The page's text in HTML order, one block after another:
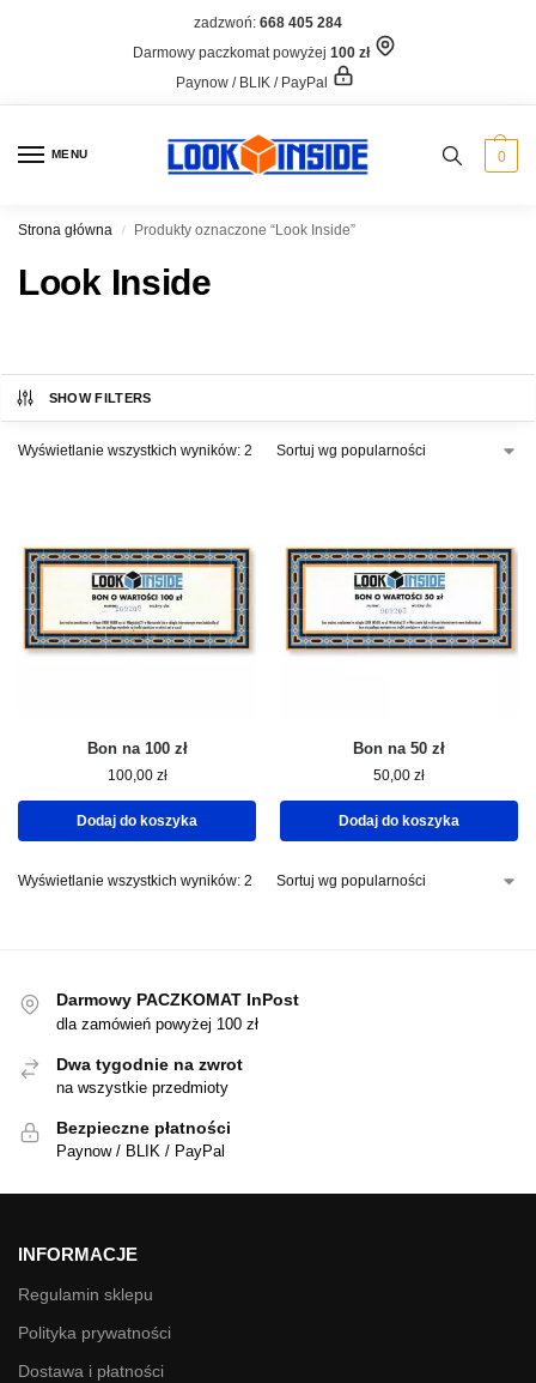
zadzwoń: 668 405 284
Darmowy paczkomat powyżej 100 zł
Paynow / BLIK / PayPal
MENU 0
Strona główna / Produkty oznaczone “Look Inside”
Look Inside
SHOW FILTERS
Wyświetlanie wszystkich wyników: 2
Bon na 100 zł
100,00 zł
Dodaj do koszyka
Bon na 50 zł
50,00 zł
Dodaj do koszyka
Wyświetlanie wszystkich wyników: 2
Darmowy PACZKOMAT InPost
dla zamówień powyżej 100 zł
Dwa tygodnie na zwrot
na wszystkie przedmioty
Bezpieczne płatności
Paynow / BLIK / PayPal
INFORMACJE
Regulamin sklepu
Polityka prywatności
Dostawa i płatności